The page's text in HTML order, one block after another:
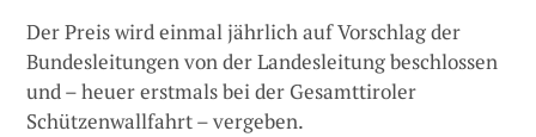
Der Preis wird einmal jährlich auf Vorschlag der
Bundesleitungen von der Landesleitung beschlossen
und – heuer erstmals bei der Gesamttiroler
Schützenwallfahrt – vergeben.